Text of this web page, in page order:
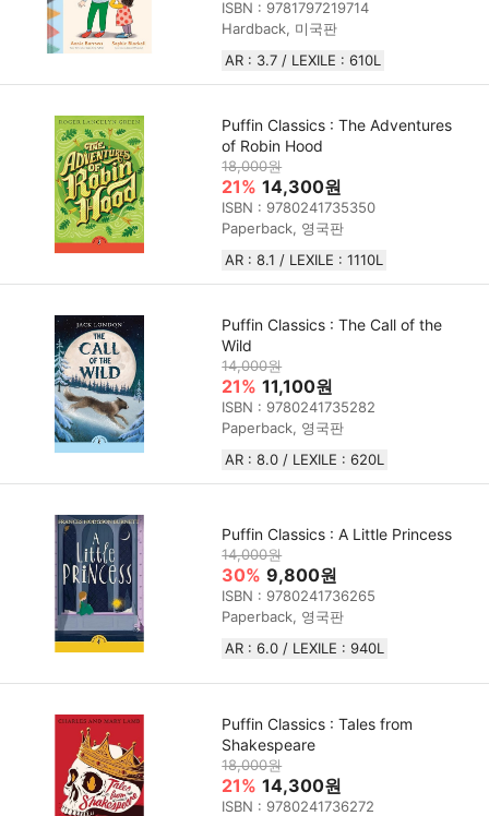
ISBN : 9781797219714
Hardback, 미국판
AR : 3.7 / LEXILE : 610L
Puffin Classics : The Adventures
of Robin Hood
18,000원
21% 14,300원
ISBN : 9780241735350
Paperback, 영국판
AR : 8.1 / LEXILE : 1110L
Puffin Classics : The Call of the
Wild
14,000원
21% 11,100원
ISBN : 9780241735282
Paperback, 영국판
AR : 8.0 / LEXILE : 620L
Puffin Classics : A Little Princess
14,000원
30% 9,800원
ISBN : 9780241736265
Paperback, 영국판
AR : 6.0 / LEXILE : 940L
Puffin Classics : Tales from
Shakespeare
18,000원
21% 14,300원
ISBN : 9780241736272